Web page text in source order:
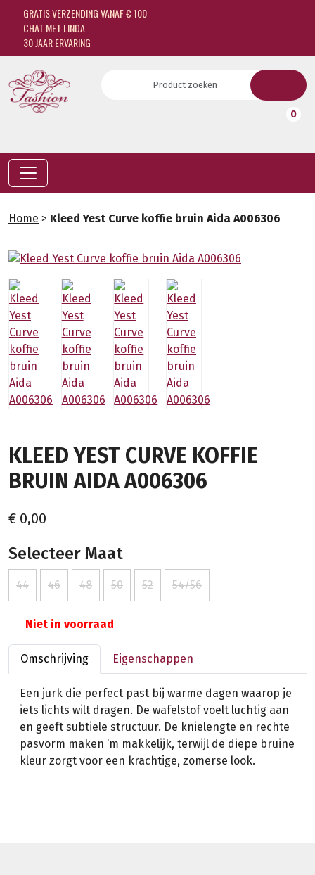
GRATIS VERZENDING VANAF € 100
CHAT MET LINDA
30 JAAR ERVARING
0
Home > Kleed Yest Curve koffie bruin Aida A006306
KLEED YEST CURVE KOFFIE
BRUIN AIDA A006306
€ 0,00
Selecteer Maat
44 46 48 50 52 54/56
Niet in voorraad
Omschrijving Eigenschappen
Een jurk die perfect past bij warme dagen waarop je
iets lichts wilt dragen. De wafelstof voelt luchtig aan
en geeft subtiele structuur. De knielengte en rechte
pasvorm maken ‘m makkelijk, terwijl de diepe bruine
kleur zorgt voor een krachtige, zomerse look.